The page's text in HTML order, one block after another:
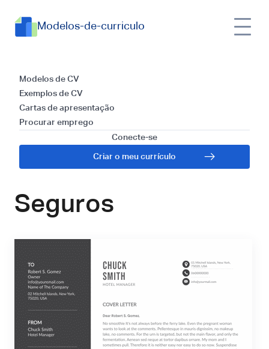
Modelos-de-curriculo
Modelos de CV
Exemplos de CV
Cartas de apresentação
Procurar emprego
Conecte-se
Criar o meu currículo
Modelos e Guia para
Escrever uma Carta
de Apresentação
para Consultor de
Seguros